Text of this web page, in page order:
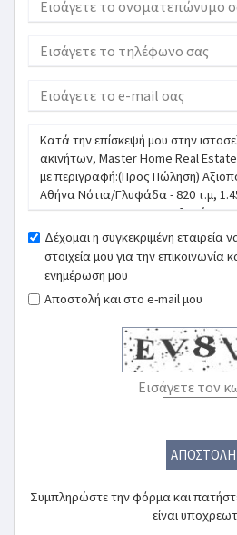
Δέχομαι η συγκεκριμένη εταιρεία
στοιχεία μου για την επικοινωνία
ενημέρωση μου
Αποστολή και στο e-mail μου
Εισάγετε τον
ΑΠΟΣΤΟΛΗ
Συμπληρώστε την φόρμα και
είναι